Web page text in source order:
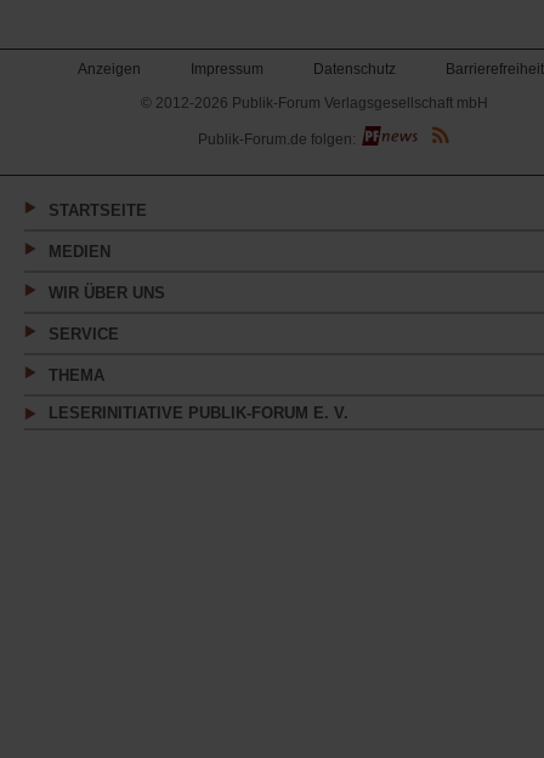
Anzeigen Impressum Datenschutz
Barrierefreiheit
© 2012-2026 Publik-Forum Verlagsgesellschaft mbH
(Öffnet
in
neuen
Publik-Forum.de folgen:
STARTSEITE
MEDIEN
WIR ÜBER UNS
SERVICE
THEMA
LESERINITIATIVE PUBLIK-FORUM E. V.